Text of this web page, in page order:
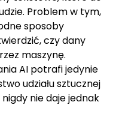
Problem w tym,
sposoby
czy dany
maszynę.
AI potrafi jedynie
udziału sztucznej
nie daje jednak